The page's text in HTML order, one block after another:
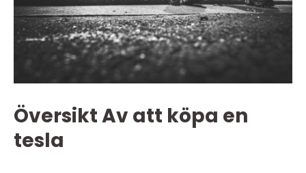
Översikt Av att köpa en
tesla